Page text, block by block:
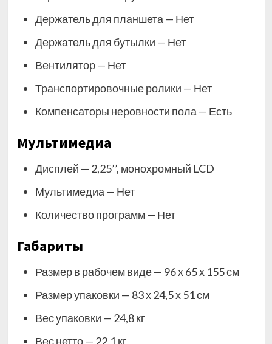
Держатель для планшета — Нет
Держатель для бутылки — Нет
Вентилятор — Нет
Транспортировочные ролики — Нет
Компенсаторы неровности пола — Есть
Мультимедиа
Дисплей — 2,25’’, монохромный LCD
Мультимедиа — Нет
Количество программ — Нет
Габариты
Размер в рабочем виде — 96 х 65 х 155 см
Размер упаковки — 83 х 24,5 х 51 см
Вес упаковки — 24,8 кг
Вес нетто — 22,1 кг